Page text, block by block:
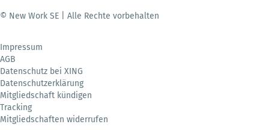
© New Work SE | Alle Rechte vorbehalten
Impressum
AGB
Datenschutz bei XING
Datenschutzerklärung
Mitgliedschaft kündigen
Tracking
Mitgliedschaften widerrufen